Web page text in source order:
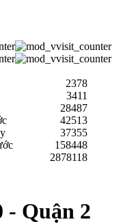
2378
3411
28487
42513
37355
158448
2878118
- Quận 2